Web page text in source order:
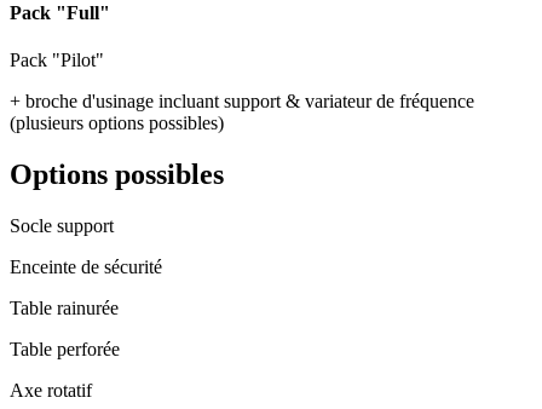
Pack "Full"
Pack "Pilot"
+ broche d'usinage incluant support & variateur de fréquence
(plusieurs options possibles)
Options possibles
Socle support
Enceinte de sécurité
Table rainurée
Table perforée
Axe rotatif